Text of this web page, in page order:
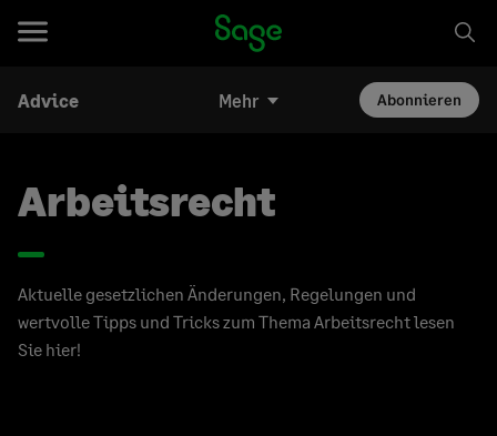
Advice Mehr Abonnieren
Arbeitsrecht
Aktuelle gesetzlichen Änderungen, Regelungen und
wertvolle Tipps und Tricks zum Thema Arbeitsrecht lesen
Sie hier!